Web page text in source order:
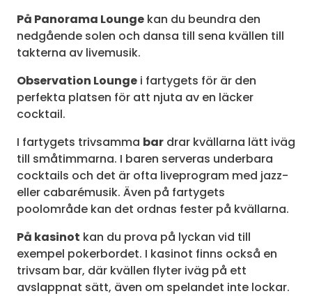
På Panorama Lounge kan du beundra den
nedgående solen och dansa till sena kvällen till
takterna av livemusik.
Observation Lounge i fartygets för är den
perfekta platsen för att njuta av en läcker
cocktail.
I fartygets trivsamma bar drar kvällarna lätt iväg
till småtimmarna. I baren serveras underbara
cocktails och det är ofta liveprogram med jazz-
eller cabarémusik. Även på fartygets
poolområde kan det ordnas fester på kvällarna.
På kasinot kan du prova på lyckan vid till
exempel pokerbordet. I kasinot finns också en
trivsam bar, där kvällen flyter iväg på ett
avslappnat sätt, även om spelandet inte lockar.